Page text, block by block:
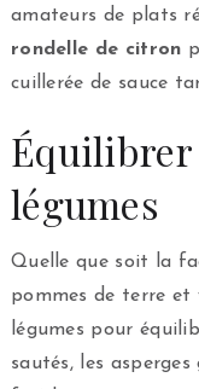
amateurs de plats
rondelle de citron
cuillerée de sauce
Équilibrer
légumes
Quelle que soit la
pommes de terre et
légumes pour
sautés, les